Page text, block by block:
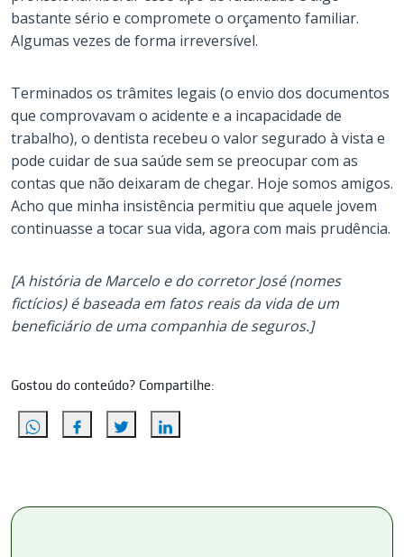
bastante sério e compromete o orçamento familiar.
Algumas vezes de forma irreversível.
Terminados os trâmites legais (o envio dos documentos
que comprovavam o acidente e a incapacidade de
trabalho), o dentista recebeu o valor segurado à vista e
pode cuidar de sua saúde sem se preocupar com as
contas que não deixaram de chegar. Hoje somos amigos.
Acho que minha insistência permitiu que aquele jovem
continuasse a tocar sua vida, agora com mais prudência.
[A história de Marcelo e do corretor José (nomes
fictícios) é baseada em fatos reais da vida de um
beneficiário de uma companhia de seguros.]
Gostou do conteúdo? Compartilhe: